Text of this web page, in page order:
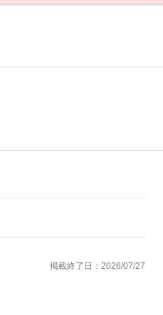
掲載終了日：2026/07/27